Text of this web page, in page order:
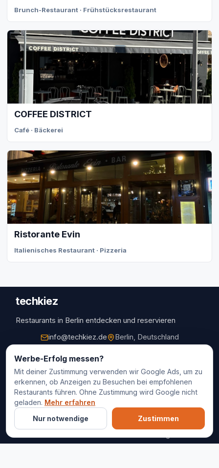
Brunch-Restaurant · Frühstücksrestaurant
COFFEE DISTRICT
Café · Bäckerei
Ristorante Evin
Italienisches Restaurant · Pizzeria
techkiez
Restaurants in Berlin entdecken und reservieren
info@techkiez.de
Berlin, Deutschland
Restaurants
Restaurantauswahl
Für Unternehmen
Kontakt
© 2025 techkiez. Alle Rechte vorbehalten.
Werbe-Erfolg messen?
Mit deiner Zustimmung verwenden wir Google Ads, um zu
erkennen, ob Anzeigen zu Besuchen bei empfohlenen
Restaurants führen. Ohne Zustimmung wird Google nicht
geladen. Mehr erfahren
Nur notwendige
Zustimmen